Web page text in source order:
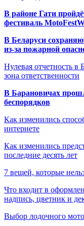
В районе Гати
фестиваль
В Беларуси
из-за пожарной
Нулевая отчетность в
зона ответственности
В Барановичах
беспорядков
Как изменились
интернете
Как изменились
последние десять лет
7 вещей, которые
Что входит в
надпись, цветник и
Выбор лодочного